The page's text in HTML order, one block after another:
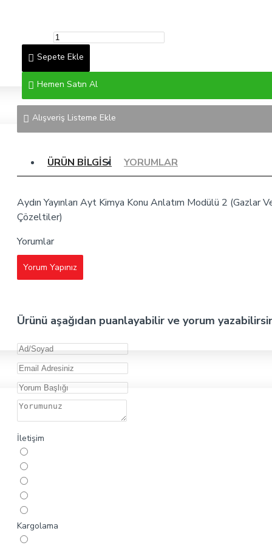
Sepete Ekle
Hemen Satın Al
Alışveriş Listeme Ekle
ÜRÜN BILGISI YORUMLAR
Aydın Yayınları Ayt Kimya Konu Anlatım Modülü 2 (Gazlar Ve
Çözeltiler)
Yorumlar
Yorum Yapınız
Ürünü aşağıdan puanlayabilir ve yorum
İletişim
Kargolama